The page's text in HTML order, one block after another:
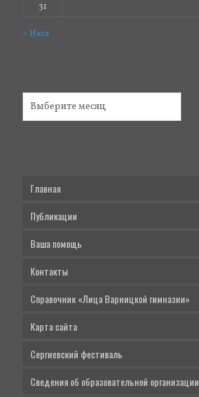
31
« Июл
Главная
Публикации
Ваша помощь
Контакты
Справочник «Лица Варницкой гимназии»
Карта сайта
Сергиевский фестиваль
Сведения об образовательной организации